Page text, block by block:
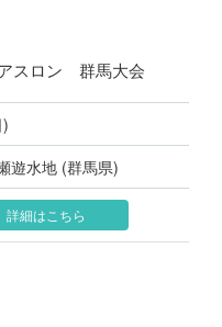
スロン 群馬大会
水地 (群馬県)
詳細はこちら